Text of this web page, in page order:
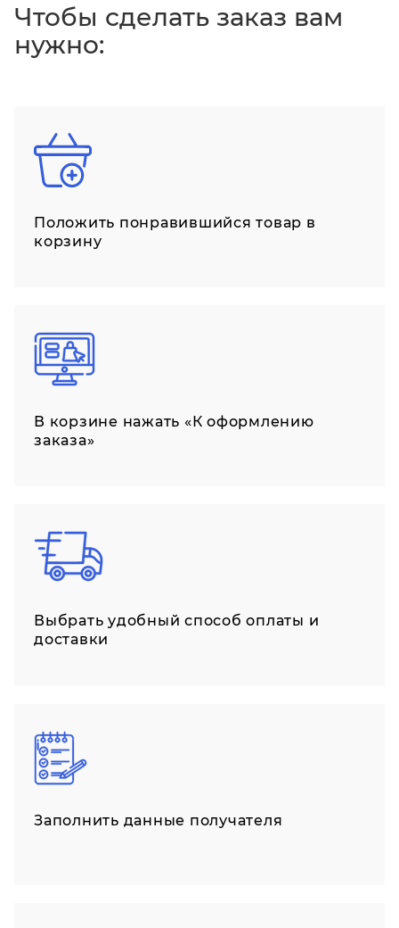
Чтобы сделать заказ вам
нужно:
Положить понравившийся товар в
корзину
В корзине нажать «К оформлению
заказа»
Выбрать удобный способ оплаты и
доставки
Заполнить данные получателя